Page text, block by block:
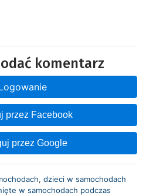
komentarz
przez Facebook
przez Google
, dzieci w samochodach
w samochodach podczas